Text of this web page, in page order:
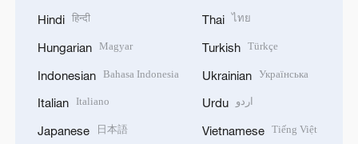
Hindi हिन्दी
Hungarian Magyar
Indonesian Bahasa Indonesia
Italian Italiano
Japanese 日本語
Thai ไทย
Turkish Türkçe
Ukrainian Українська
Urdu اردو
Vietnamese Tiếng Việt